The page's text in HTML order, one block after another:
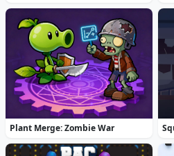
Plant Merge: Zombie War